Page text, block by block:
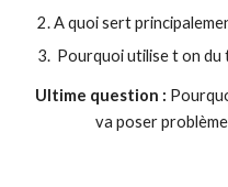
A quoi sert
Pourquoi utilise t on du
Ultime question :
va poser